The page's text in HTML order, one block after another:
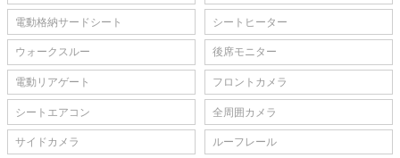
電動格納サードシート シートヒーター
ウォークスルー 後席モニター
電動リアゲート フロントカメラ
シートエアコン 全周囲カメラ
サイドカメラ ルーフレール